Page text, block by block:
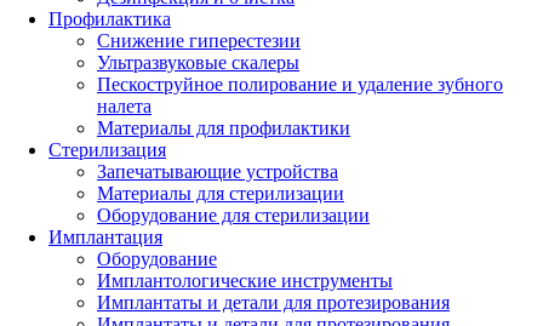
Профилактика
Снижение гиперестезии
Ультразвуковые скалеры
Пескоструйное полирование и удаление зубного
налета
Материалы для профилактики
Стерилизация
Запечатывающие устройства
Материалы для стерилизации
Оборудование для стерилизации
Имплантация
Оборудование
Имплантологические инструменты
Имплантаты и детали для протезирования